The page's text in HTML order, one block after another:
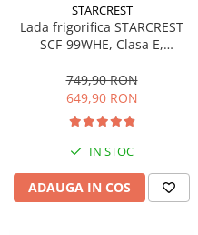
STARCREST
Lada frigorifica STARCREST
SCF-99WHE, Clasa E,
convertibil - functie frigider,
Termostat reglabil, Alb
749,90 RON
649,90 RON
IN STOC
ADAUGA IN COS